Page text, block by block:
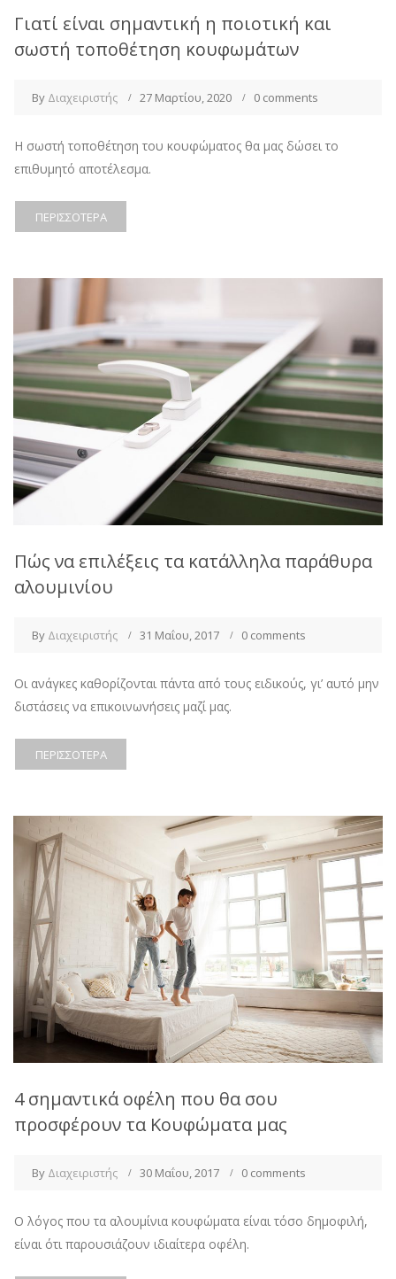
Γιατί είναι σημαντική η ποιοτική και
σωστή τοποθέτηση κουφωμάτων
By Διαχειριστής 27 Μαρτίου, 2020 0 comments
H σωστή τοποθέτηση του κουφώματος θα μας δώσει το
επιθυμητό αποτέλεσμα.
ΠΕΡΙΣΣΌΤΕΡΑ
Πώς να επιλέξεις τα κατάλληλα παράθυρα
αλουμινίου
By Διαχειριστής 31 Μαΐου, 2017 0 comments
Οι ανάγκες καθορίζονται πάντα από τους ειδικούς, γι’ αυτό μην
διστάσεις να επικοινωνήσεις μαζί μας.
ΠΕΡΙΣΣΌΤΕΡΑ
4 σημαντικά οφέλη που θα σου
προσφέρουν τα Κουφώματα μας
By Διαχειριστής 30 Μαΐου, 2017 0 comments
Ο λόγος που τα αλουμίνια κουφώματα είναι τόσο δημοφιλή,
είναι ότι παρουσιάζουν ιδιαίτερα οφέλη.